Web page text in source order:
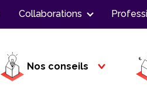
Collaborations
Nos conseils